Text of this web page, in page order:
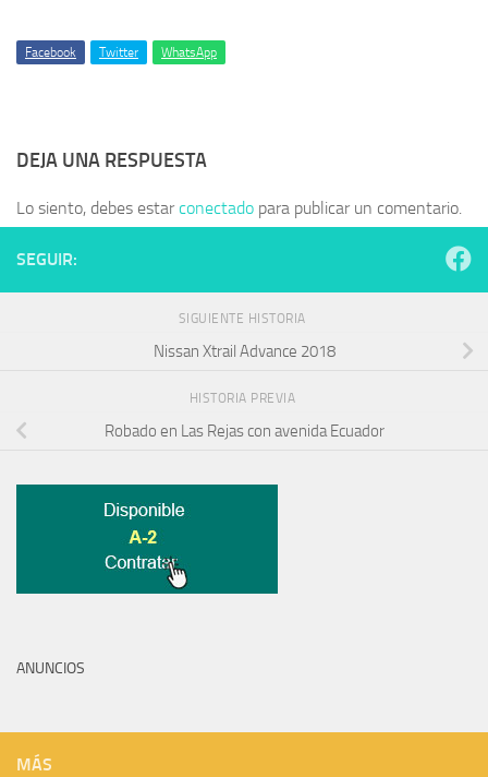
Facebook Twitter WhatsApp
DEJA UNA RESPUESTA
Lo siento, debes estarconectado para publicar un comentario.
SEGUIR:
SIGUIENTE HISTORIA
Nissan Xtrail Advance 2018
HISTORIA PREVIA
Robado en Las Rejas con avenida Ecuador
ANUNCIOS
MÁS